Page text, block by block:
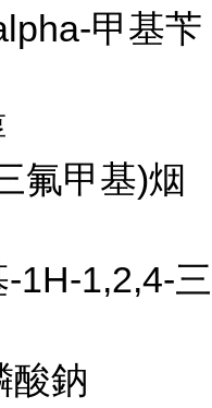
甲基苄
氟甲基)烟
1H-1,2,4-三
酸鈉